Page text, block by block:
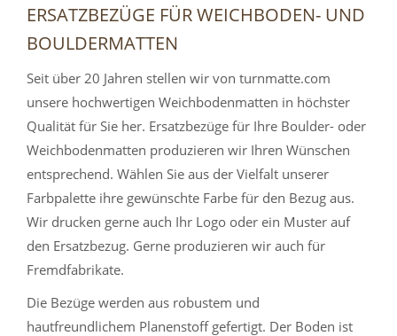
ERSATZBEZÜGE FÜR WEICHBODEN- UND
BOULDERMATTEN
Seit über 20 Jahren stellen wir von turnmatte.com
unsere hochwertigen Weichbodenmatten in höchster
Qualität für Sie her. Ersatzbezüge für Ihre Boulder- oder
Weichbodenmatten produzieren wir Ihren Wünschen
entsprechend. Wählen Sie aus der Vielfalt unserer
Farbpalette ihre gewünschte Farbe für den Bezug aus.
Wir drucken gerne auch Ihr Logo oder ein Muster auf
den Ersatzbezug. Gerne produzieren wir auch für
Fremdfabrikate.
Die Bezüge werden aus robustem und
hautfreundlichem Planenstoff gefertigt. Der Boden ist